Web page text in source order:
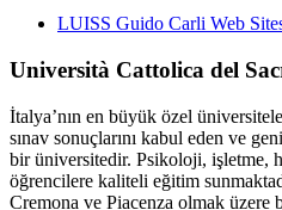
LUISS Guido Carli Web
Università Cattolica del
İtalya’nın en büyük özel
sınav sonuçlarını kabul eden ve
bir üniversitedir. Psikoloji, işletme,
öğrencilere kaliteli eğitim
Cremona ve Piacenza olmak üzere